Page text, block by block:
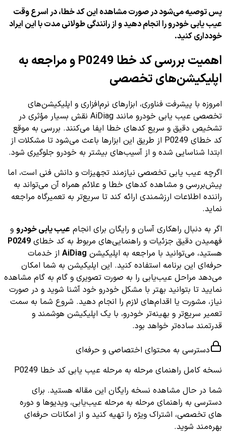
پس توصیه می‌شود در صورت مشاهده این کد خطا، در اسرع وقت
عیب یابی خودرو را انجام دهید و از رانندگی طولانی مدت با این ایراد
خودداری کنید.
اهمیت بررسی کد خطا P0249 و مراجعه به
اپلیکیشن‌های تخصصی
امروزه با پیشرفت فناوری، ابزارهای نرم‌افزاری و اپلیکیشن‌های
تخصصی عیب یابی خودرو مانند AiDiag نقش بسیار مؤثری در
تشخیص دقیق و سریع کدهای خطا ایفا می‌کنند. بررسی به موقع
کد خطای P0249 از طریق این ابزارها باعث می‌شود تا مشکلات از
ابتدا شناسایی شده و از آسیب‌های بیشتر به خودرو جلوگیری شود.
اگرچه عیب یابی تخصصی نیازمند تجهیزات و دانش فنی است، اما
پیش‌بررسی و مشاهده کدهای خطا و علائم همراه آن می‌تواند به
راننده اطلاعات ارزشمندی ارائه کند تا سریع‌تر به تعمیرگاه مراجعه
نماید.
اگر به دنبال راهکاری آسان و رایگان برای انجام عیب یابی خودرو و
فهمیدن دقیق جزئیات و راهنمایی‌های مربوط به کد خطای P0249
هستید، می‌توانید با مراجعه به اپلیکیشن AiDiag از خدمات
حرفه‌ای این برنامه استفاده کنید. این اپلیکیشن به شما امکان
می‌دهد مراحل عیب‌یابی را به صورت تصویری و گام به گام مشاهده
نمایید تا بتوانید بهتر با مشکل خودرو خود آشنا شوید و در صورت
نیاز، مشورت یا اقدام‌های لازم را انجام دهید. شروع شما به سمت
تعمیر سریع‌تر و بهینه‌تر خودرو، با یک اپلیکیشن هوشمند و
قدرتمند ساده‌تر خواهد بود.
دسترسی به محتوای اختصاصی و حرفه‌ای
نسخه کامل راهنمای مرحله به مرحله عیب یابی کد خطا P0249
شما در حال مشاهده نسخه رایگان این مقاله هستید. برای
دسترسی به راهنمای مرحله به مرحله عیب‌یابی، ویدیوها و دوره
های تخصصی، اشتراک ویژه را تهیه کنید و از امکانات حرفه‌ای
بهره‌مند شوید.